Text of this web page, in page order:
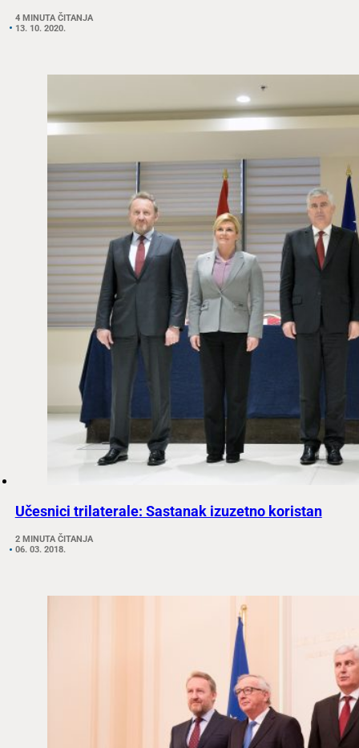
4 MINUTA ČITANJA
13. 10. 2020.
Učesnici trilaterale: Sastanak izuzetno koristan
2 MINUTA ČITANJA
06. 03. 2018.